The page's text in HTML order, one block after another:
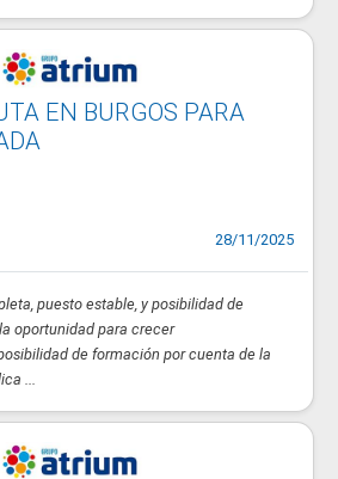
EN BURGOS PARA
28/11/2025
puesto estable, y posibilidad de
oportunidad para crecer
de formación por cuenta de la
...